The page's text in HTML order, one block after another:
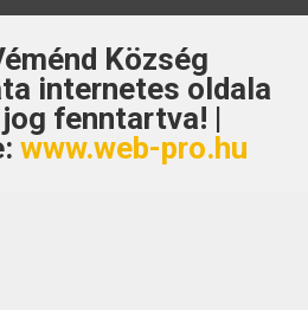
Község
internetes oldala
fenntartva! |
www.web-pro.hu